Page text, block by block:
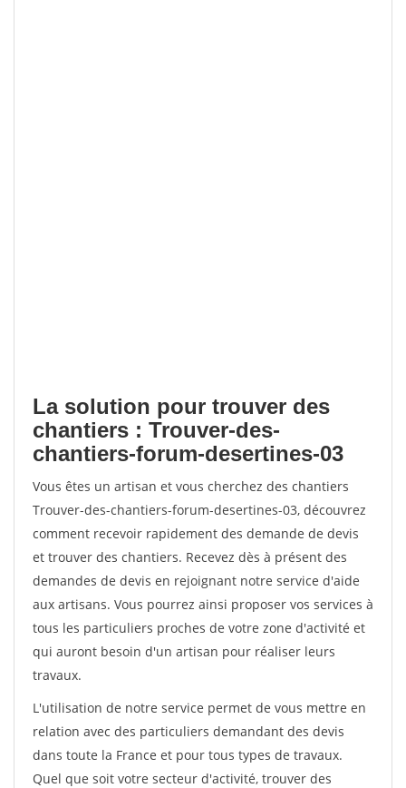
La solution pour trouver des
chantiers : Trouver-des-
chantiers-forum-desertines-03
Vous êtes un artisan et vous cherchez des chantiers
Trouver-des-chantiers-forum-desertines-03, découvrez
comment recevoir rapidement des demande de devis
et trouver des chantiers. Recevez dès à présent des
demandes de devis en rejoignant notre service d'aide
aux artisans. Vous pourrez ainsi proposer vos services à
tous les particuliers proches de votre zone d'activité et
qui auront besoin d'un artisan pour réaliser leurs
travaux.
L'utilisation de notre service permet de vous mettre en
relation avec des particuliers demandant des devis
dans toute la France et pour tous types de travaux.
Quel que soit votre secteur d'activité, trouver des